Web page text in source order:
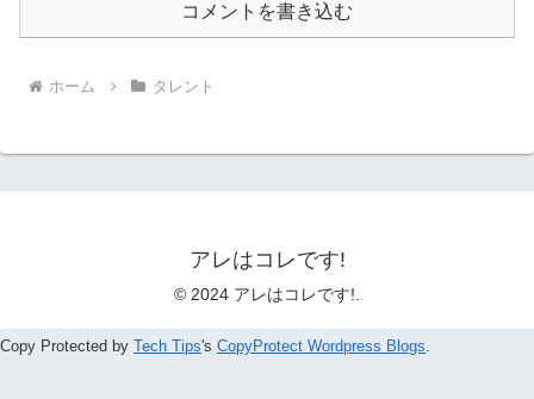
コメントを書き込む
ホーム タレント
アレはコレです!
© 2024 アレはコレです!.
Copy Protected by Tech Tips's CopyProtect Wordpress Blogs.